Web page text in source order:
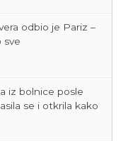
sve
se i otkrila kako